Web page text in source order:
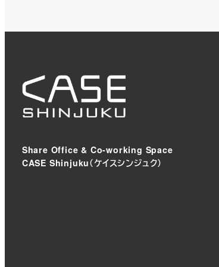
Share Office & Co-working Space
CASE Shinjuku（ケイスシンジュク）